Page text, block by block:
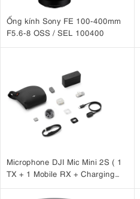
Ống kính Sony FE 100-400mm
F5.6-8 OSS / SEL 100400
Microphone DJI Mic Mini 2S ( 1
TX + 1 Mobile RX + Charging